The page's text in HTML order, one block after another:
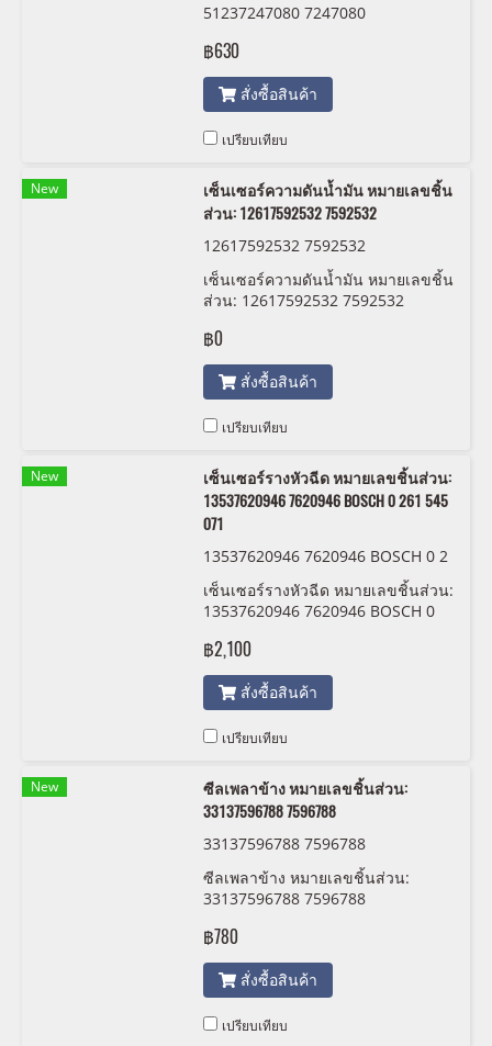
51237247080 7247080
฿630
สั่งซื้อสินค้า
เปรียบเทียบ
New
เซ็นเซอร์ความดันน้ำมัน หมายเลขชิ้น
ส่วน: 12617592532 7592532
12617592532 7592532
เซ็นเซอร์ความดันน้ำมัน หมายเลขชิ้น
ส่วน: 12617592532 7592532
฿0
สั่งซื้อสินค้า
เปรียบเทียบ
New
เซ็นเซอร์รางหัวฉีด หมายเลขชิ้นส่วน:
13537620946 7620946 BOSCH 0 261 545
071
13537620946 7620946 BOSCH 0 2
61 545 071
เซ็นเซอร์รางหัวฉีด หมายเลขชิ้นส่วน:
13537620946 7620946 BOSCH 0
฿2,100
สั่งซื้อสินค้า
เปรียบเทียบ
New
ซีลเพลาข้าง หมายเลขชิ้นส่วน:
33137596788 7596788
33137596788 7596788
ซีลเพลาข้าง หมายเลขชิ้นส่วน:
33137596788 7596788
฿780
สั่งซื้อสินค้า
เปรียบเทียบ